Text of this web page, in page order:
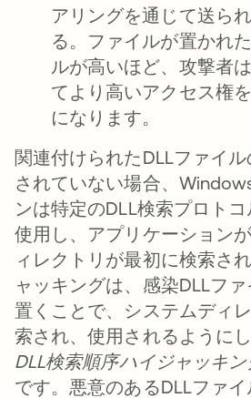
アリングを通じて送ら
る。ファイルが置かれ
ルが高いほど、攻撃者
てより高いアクセス権
になります。
関連付けられたDLLファイ
されていない場合、
ンは特定のDLL検索プロト
使用し、アプリケーション
ィレクトリが最初に検索さ
ャッキングは、感染DLLフ
置くことで、システムディ
索され、使用されるように
DLL検索順序ハイジャッキン
です。悪意のあるDLLファイ